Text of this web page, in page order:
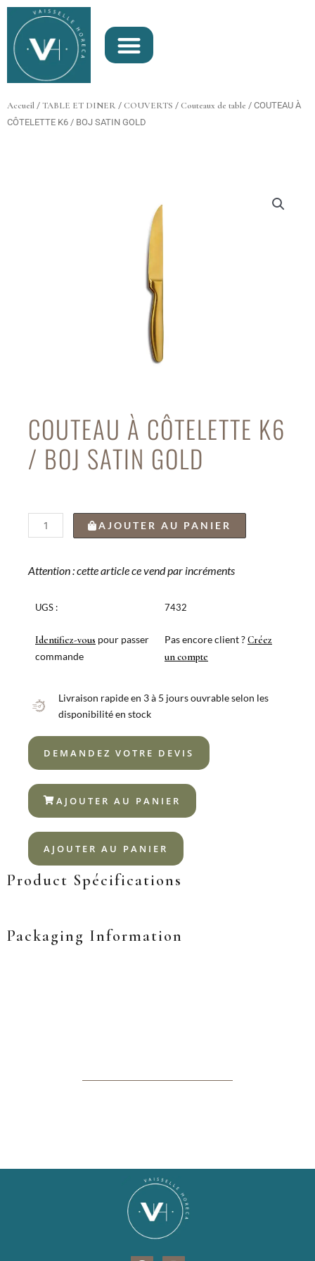
Aller
contenu
Accueil / TABLE ET DINER / COUVERTS / Couteaux de table / COUTEAU À
CÔTELETTE K6 / BOJ SATIN GOLD
COUTEAU À CÔTELETTE K6
/ BOJ SATIN GOLD
quantité
de
À
K6
BOJ
AJOUTER AU PANIER
Attention : cette article ce vend par incréments
UGS :
Identifiez-vous pour passer
commande
7432
Pas encore client ?Créez
un compte
Livraison rapide en 3 à 5 jours ouvrable selon les
disponibilité en stock
DEMANDEZ VOTRE DEVIS
AJOUTER AU PANIER
AJOUTER AU PANIER
Product Spécifications
Packaging Information